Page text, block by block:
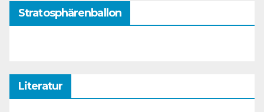
Stratosphärenballon
Literatur